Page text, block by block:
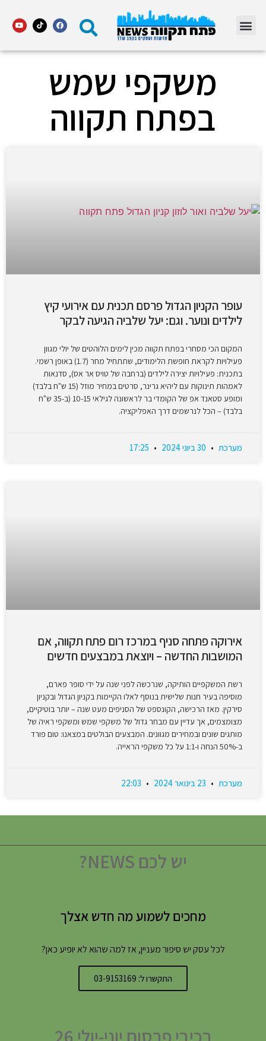
משקפי שמש
בפתח תקווה
עופר הקניון הגדול פרסם תכנית עם אירועי קיץ
לילדים ונוער. וגם: יעל שלביה הגיעה לבקר
המקום הכי מסחרי בפתח תקווה מכין לימים הלוהטים של יולי מגוון
פעילויות לקראת חופשת הלימודים, שתתחיל מחר (1.7) באופן רשמי.
בתכנית: פעילויות יצירה לילדים (ברחבה של טויס אר אס), סדנאות
לאמהות תינוקות עם ליהיא גרינר, סרטים במחיר מוזל (15 ש"ח בלבד)
ומופע סטאנד אפ של הקומדי בר לראשונה לגילאי 10-15 (ב-35 ש"ח
בלבד) – הכל לנרשמים דרך האפליקציה.
מערכת
אירוקה פתחה סניף במרכז רום פתח תקווה, אם
המושבות החדשה – ויוצאת במבצעים חדשים
רשת המשקפיים הותיקה, שנרכשה לפני שנה על ידי סופר פארם,
מוסיפה בעיר חנות שלישית בנוסף לאלו הקיימות בקניון הגדול ובקניון
סירקין. מאז הרכישה, הקונספט של הסניפים מעט שנה – יותר בוטיקיים,
מצומצמים, אך עדיין עם מבחר גדול של משקפי שמש ומשקפי ראיה של
מותגים שונים ובמחירים מגוונים. המבצעים הבולטים במצאנו: טום פורד
ב-50% הנחה ו-1:1 על כל משקפי הראייה.
מערכת
יש לכם NEWS?
מחכים לשמוע מה חדש אצלך
לכל עסק יש סיפור מעניין, אז למה שהוא לא יופיע כאן?
התקשרו ל: 03-9153169